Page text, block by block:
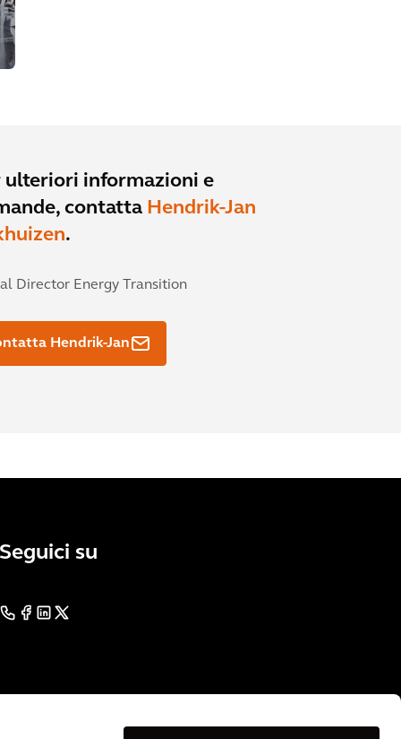
ulteriori informazioni e
contatta Hendrik-Jan
.
Director Energy Transition
Hendrik-Jan
Seguici su